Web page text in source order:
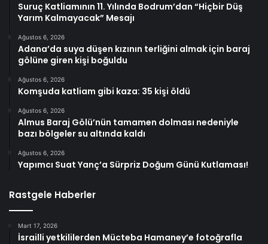
Suruç Katliamının 11. Yılında Bodrum’dan “Hiçbir Düş
Yarım Kalmayacak” Mesajı
Ağustos 6, 2026
Adana’da suya düşen kızının terliğini almak için baraj
gölüne giren kişi boğuldu
Ağustos 6, 2026
Komşuda katliam gibi kaza: 35 kişi öldü
Ağustos 6, 2026
Almus Baraj Gölü’nün tamamen dolması nedeniyle
bazı bölgeler su altında kaldı
Ağustos 6, 2026
Yapımcı Suat Yanç’a Sürpriz Doğum Günü Kutlaması!
Rastgele Haberler
Mart 17, 2026
İsrailli yetkililerden Mücteba Hamaney’e fotoğrafla